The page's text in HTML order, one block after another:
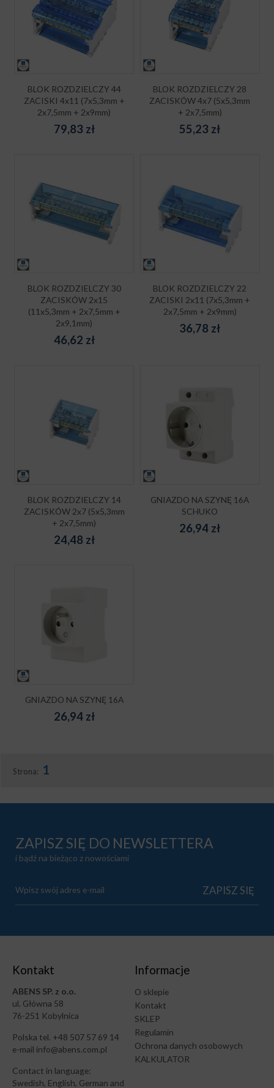
BLOK ROZDZIELCZY 44
ZACISKI 4x11 (7x5,3mm +
2x7,5mm + 2x9mm)
79,83 zł
BLOK ROZDZIELCZY 28
ZACISKÓW 4x7 (5x5,3mm
+ 2x7,5mm)
55,23 zł
BLOK ROZDZIELCZY 30
ZACISKÓW 2x15
(11x5,3mm + 2x7,5mm +
2x9,1mm)
46,62 zł
BLOK ROZDZIELCZY 22
ZACISKI 2x11 (7x5,3mm +
2x7,5mm + 2x9mm)
36,78 zł
BLOK ROZDZIELCZY 14
ZACISKÓW 2x7 (5x5,3mm
+ 2x7,5mm)
24,48 zł
GNIAZDO NA SZYNĘ 16A
SCHUKO
26,94 zł
GNIAZDO NA SZYNĘ 16A
26,94zł
Strona: 1
ZAPISZ SIĘ DO NEWSLETTERA
i bądź na bieżąco z nowościami
Kontakt
ABENS SP. z o.o.
ul. Główna 58
76-251 Kobylnica
Polska tel. +48 507 57 69 14
e-mail info@abens.com.pl
Contact in language:
Swedish, English, German and
Informacje
O sklepie
Kontakt
SKLEP
Regulamin
Ochrona danych osobowych
KALKULATOR